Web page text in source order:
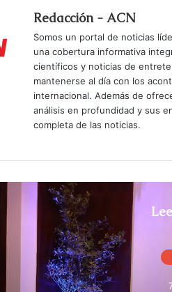
Redacción - ACN
Somos un portal de noticias
una cobertura informativa
científicos y noticias de
mantenerse al día con los
internacional. Además de
análisis en profundidad y sus
completa de las noticias.